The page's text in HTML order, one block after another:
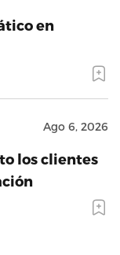
en
Ago 6, 2026
los clientes